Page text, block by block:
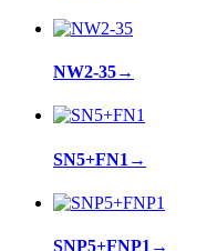
NW2-35→
SN5+FN1 →
SNP5+FNP1 →